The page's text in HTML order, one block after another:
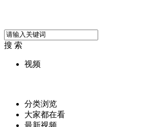
搜 索
视频
分类浏览
大家都在看
最新视频